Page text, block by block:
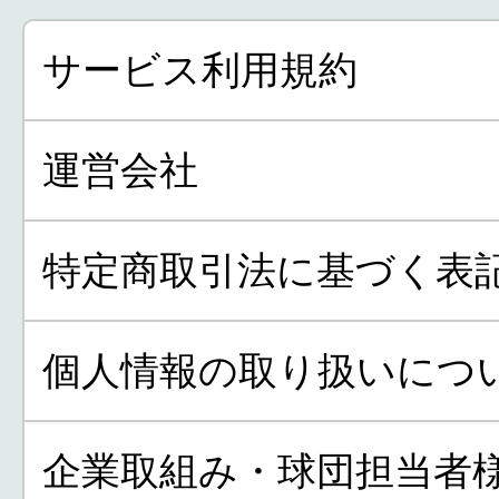
サービス利用規約
運営会社
特定商取引法に基づく表
個人情報の取り扱いにつ
企業取組み・球団担当者